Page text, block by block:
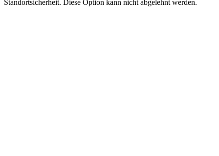
Standortsicherheit. Diese Option kann nicht abgelehnt werden.